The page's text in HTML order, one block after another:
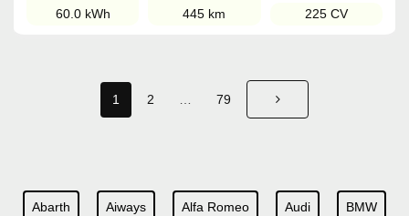
60.0 kWh 445 km 225 CV
1 2 … 79
Abarth Aiways Alfa Romeo Audi BMW